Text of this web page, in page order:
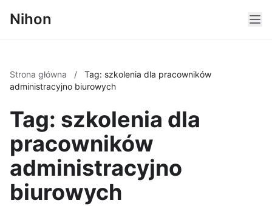
Nihon
Strona główna /
Tag: szkolenia dla pracowników
administracyjno biurowych
Tag: szkolenia dla
pracowników
administracyjno
biurowych